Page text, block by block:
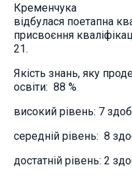
Кременчука 26
відбулася поетапна
присвоєння
21.
Якість знань, яку
освіти: 88 %
високий рівень: 7
середній рівень: 8
достатній рівень: 2